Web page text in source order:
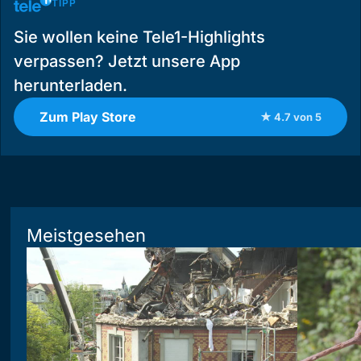
TIPP
Sie wollen keine Tele1-Highlights
verpassen? Jetzt unsere App
herunterladen.
Zum Play Store ★ 4.7 von 5
Meistgesehen